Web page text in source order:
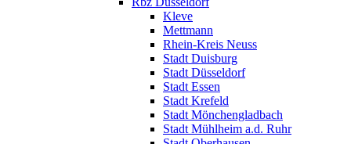
Kleve
Mettmann
Rhein-Kreis Neuss
Stadt Duisburg
Stadt Düsseldorf
Stadt Essen
Stadt Krefeld
Stadt Mönchengladbach
Stadt Mühlheim a.d. Ruhr